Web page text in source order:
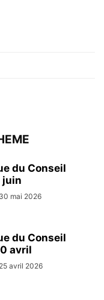
du Conseil
juin
30 mai 2026
du Conseil
avril
25 avril 2026